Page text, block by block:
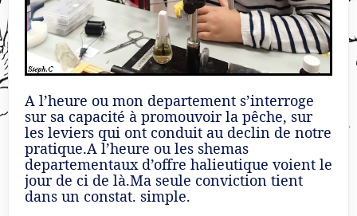
A l’heure ou mon departement s’interroge
sur sa capacité à promouvoir la pêche, sur
les leviers qui ont conduit au declin de notre
pratique.A l’heure ou les shemas
departementaux d’offre halieutique voient le
jour de ci de là.Ma seule conviction tient
dans un constat. simple.